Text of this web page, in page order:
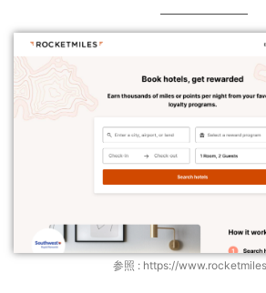
参照 : https://